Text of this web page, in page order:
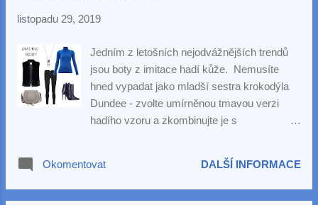
listopadu 29, 2019
Jedním z letošních nejodvážnějších trendů
jsou boty z imitace hadí kůže. Nemusíte
hned vypadat jako mladší sestra krokodýla
Dundee - zvolte umírněnou tmavou verzi
hadího vzoru a zkombinujte je s
perlový šperk můžete zvolit - zkuste třeba
náš přívěsek Gina s barokní perlou a
Okomentovat DALŠÍ INFORMACE